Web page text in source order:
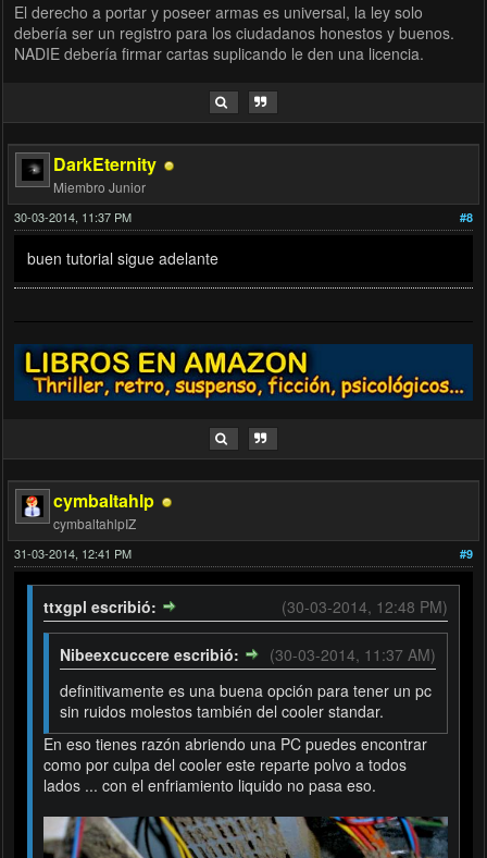
El derecho a portar y poseer armas es universal, la ley solo
debería ser un registro para los ciudadanos honestos y buenos.
NADIE debería firmar cartas suplicando le den una licencia.
DarkEternity
Miembro Junior
#8
30-03-2014, 11:37 PM
buen tutorial sigue adelante
cymbaltahlp
cymbaltahlpIZ
#9
31-03-2014, 12:41 PM
(30-03-2014, 12:48 PM)
ttxgpl escribió:
(30-03-2014, 11:37 AM)
Nibeexcuccere escribió:
definitivamente es una buena opción para tener un pc
sin ruidos molestos también del cooler standar.
En eso tienes razón abriendo una PC puedes encontrar
como por culpa del cooler este reparte polvo a todos
lados ... con el enfriamiento liquido no pasa eso.